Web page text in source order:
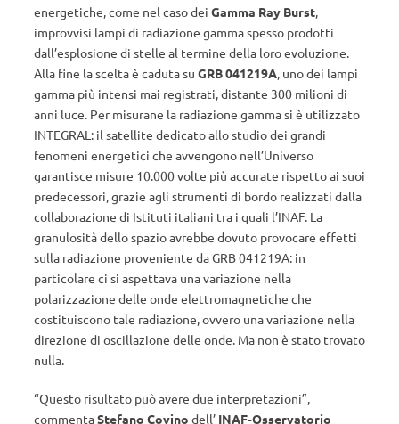
energetiche, come nel caso dei Gamma Ray Burst,
improvvisi lampi di radiazione gamma spesso prodotti
dall’esplosione di stelle al termine della loro evoluzione.
Alla fine la scelta è caduta su GRB 041219A, uno dei lampi
gamma più intensi mai registrati, distante 300 milioni di
anni luce. Per misurane la radiazione gamma si è utilizzato
INTEGRAL: il satellite dedicato allo studio dei grandi
fenomeni energetici che avvengono nell’Universo
garantisce misure 10.000 volte più accurate rispetto ai suoi
predecessori, grazie agli strumenti di bordo realizzati dalla
collaborazione di Istituti italiani tra i quali l’INAF. La
granulosità dello spazio avrebbe dovuto provocare effetti
sulla radiazione proveniente da GRB 041219A: in
particolare ci si aspettava una variazione nella
polarizzazione delle onde elettromagnetiche che
costituiscono tale radiazione, ovvero una variazione nella
direzione di oscillazione delle onde. Ma non è stato trovato
nulla.
“Questo risultato può avere due interpretazioni”,
commentaStefano Covino dell’ INAF-Osservatorio